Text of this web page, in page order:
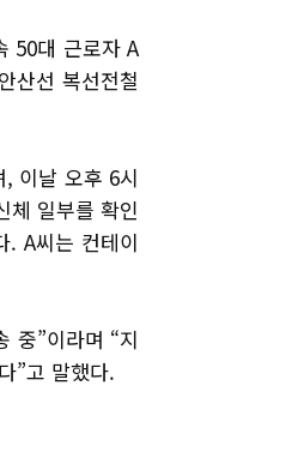
50대 근로자 A
산선 복선전철
이날 오후 6시
체 일부를 확인
. A씨는 컨테이
중”이라며 “지
”고 말했다.